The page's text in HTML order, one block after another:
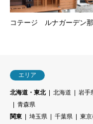
コテージ ルナガーデン
エリア
北海道・東北 北海道 岩手
青森県
関東
埼玉県 千葉県 東